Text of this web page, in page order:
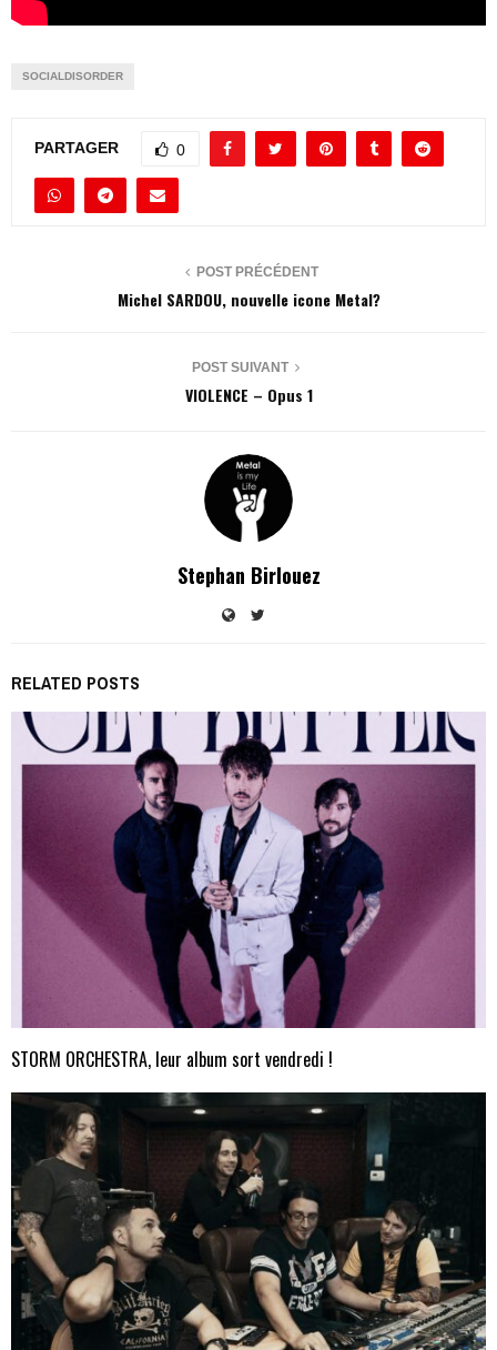
SOCIALDISORDER
PARTAGER 0
POST PRÉCÉDENT
Michel SARDOU, nouvelle icone Metal?
POST SUIVANT
VIOLENCE – Opus 1
Stephan Birlouez
RELATED POSTS
STORM ORCHESTRA, leur album sort vendredi !